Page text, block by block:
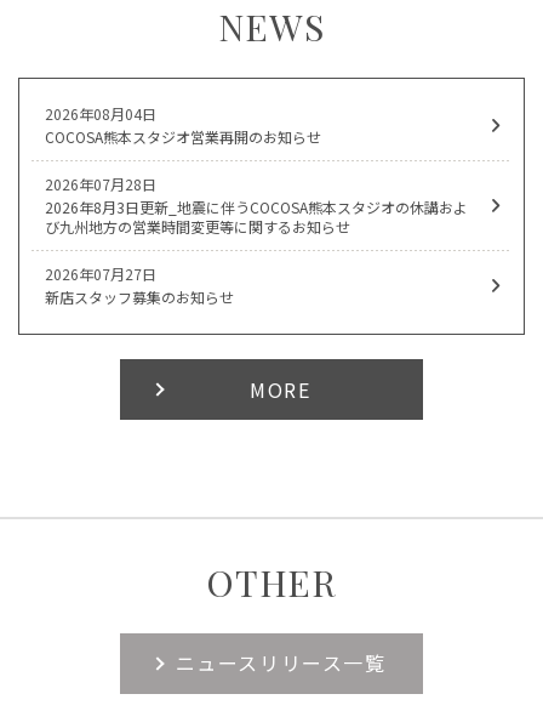
NEWS
2026年08月04日
COCOSA熊本スタジオ営業再開のお知らせ
2026年07月28日
2026年8月3日更新_地震に伴うCOCOSA熊本スタジオの休講およ
び九州地方の営業時間変更等に関するお知らせ
2026年07月27日
新店スタッフ募集のお知らせ
MORE
OTHER
ニュースリリース一覧